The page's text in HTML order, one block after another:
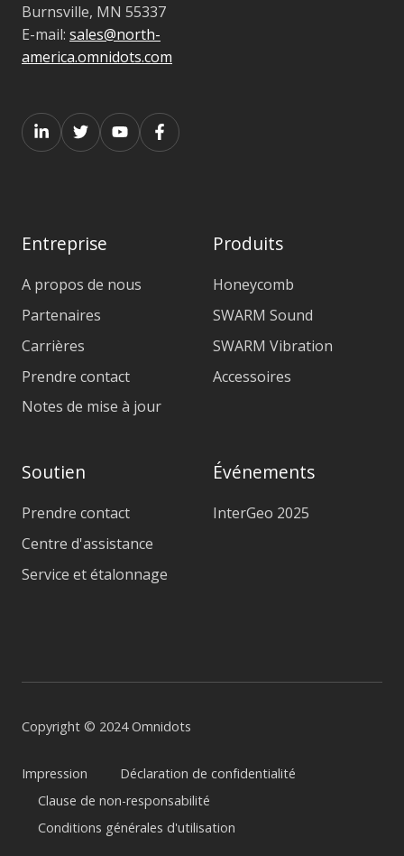
Burnsville, MN 55337
E-mail: sales@north-
america.omnidots.com
Entreprise
A propos de nous
Partenaires
Carrières
Prendre contact
Notes de mise à jour
Produits
Honeycomb
SWARM Sound
SWARM Vibration
Accessoires
Soutien
Prendre contact
Centre d'assistance
Service et étalonnage
Événements
InterGeo 2025
Copyright © 2024 Omnidots
Impression
Déclaration de confidentialité
Clause de non-responsabilité
Conditions générales d'utilisation